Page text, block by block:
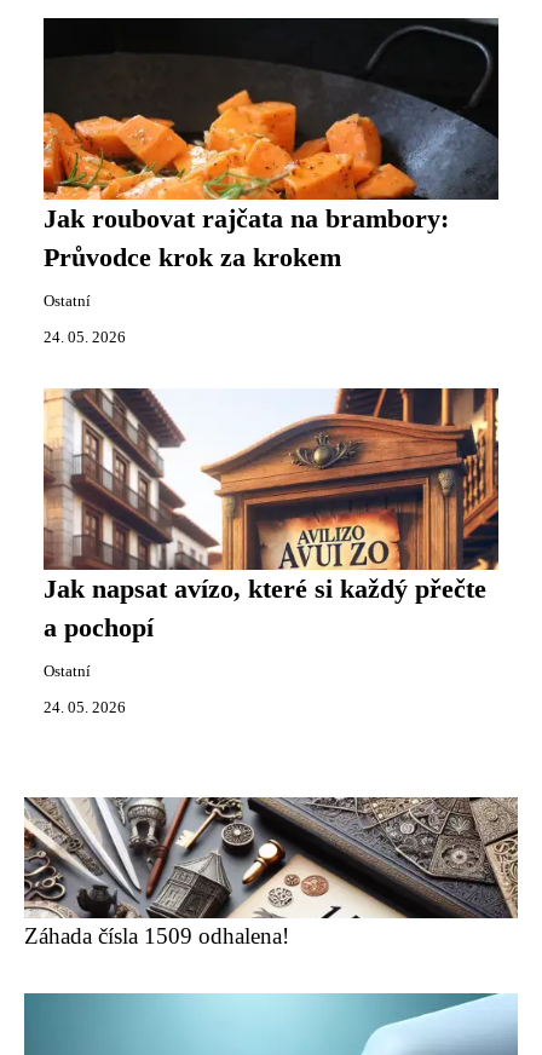
Jak roubovat rajčata na brambory:
Průvodce krok za krokem
Ostatní
24. 05. 2026
Jak napsat avízo, které si každý přečte
a pochopí
Ostatní
24. 05. 2026
Záhada čísla 1509 odhalena!